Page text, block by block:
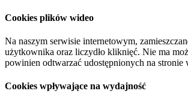
Cookies plików wideo
Na naszym serwisie internetowym,
użytkownika oraz liczydło kliknięć. Nie ma
powinien odtwarzać udostępnionych na stronie
Cookies wpływające na wydajność